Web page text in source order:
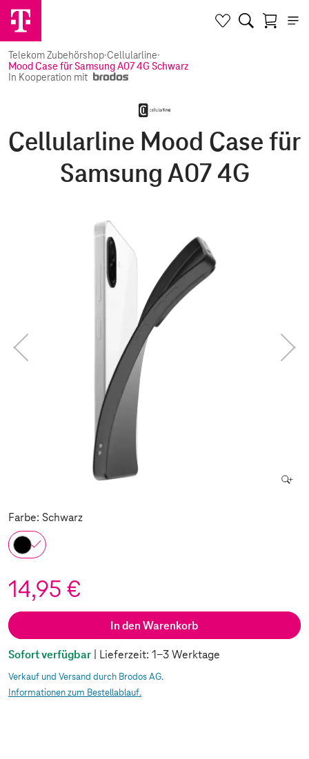
Telekom Zubehörshop·Cellularline·
Mood Case für Samsung A07 4G Schwarz
In Kooperation mit
Cellularline Mood Case für
Samsung A07 4G
Farbe: Schwarz
14,95 €
In den Warenkorb
Sofort verfügbar | Lieferzeit: 1-3 Werktage
Verkauf und Versand durch Brodos AG.
Informationen zum Bestellablauf.